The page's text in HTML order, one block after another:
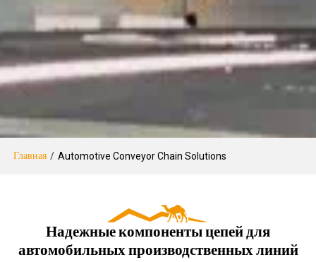
Главная / Automotive Conveyor Chain Solutions
Надежные компоненты цепей для
автомобильных производственных линий